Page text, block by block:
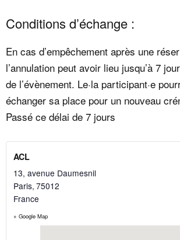
Conditions d’échange :
En cas d’empêchement après une
l’annulation peut avoir lieu jusqu’à 7
de l’évènement. Le·la participant·e
échanger sa place pour un nouveau
Passé ce délai de 7 jours
ACL
13, avenue Daumesnil
Paris, 75012
France
+ Google Map